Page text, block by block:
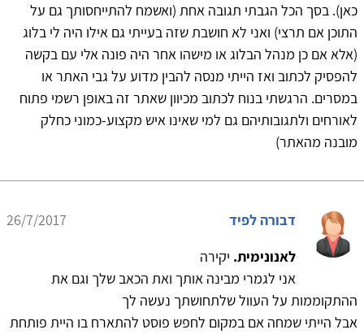
כאן). בסך הכל הגבתי תגובה אחת (ואשמח להתייחסותך גם על
התוכן אם תרצי) ואני לא חושבת שזה בעייתי גם אילו היה לי בלוג
(אלא אם כן מנהל הבלוג או מישהו אחר היה פונה אלי עם בקשה
להפסיק לכתוב ואז הייתי מנסה להבין מדוע על גבי האתר או
במסרים. הרגשתי בנוח לכתוב מכיוון שאתר זה באופן רשמי פתוח
לאורחים ולתגובותיהם גם למי שאינו איש מקצוע-כמוני כחלק
מובנה מהאתר)
דבורה לפיד
26/7/2017
לאנונימית. יקירה
אני לגמרי מבינה אותך ואת הכאב שלך וגם את
ההתקוממות על העוול שלתחושתך נעשה לך
אבל הייתי שמחה אם במקום לחפש פוסט להתארח בו היית פותחת